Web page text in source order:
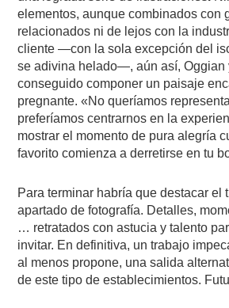
elementos, aunque combinados con
relacionados ni de lejos con la
cliente —con la sola excepción del
se adivina helado—, aún así, Oggian
conseguido componer un paisaje
pregnante. «No queríamos
preferíamos centrarnos en la
mostrar el momento de pura alegría
favorito comienza a derretirse en tu
Para terminar habría que destacar el
apartado de fotografía. Detalles,
… retratados con astucia y talento
invitar. En definitiva, un trabajo
al menos propone, una salida
de este tipo de establecimientos.